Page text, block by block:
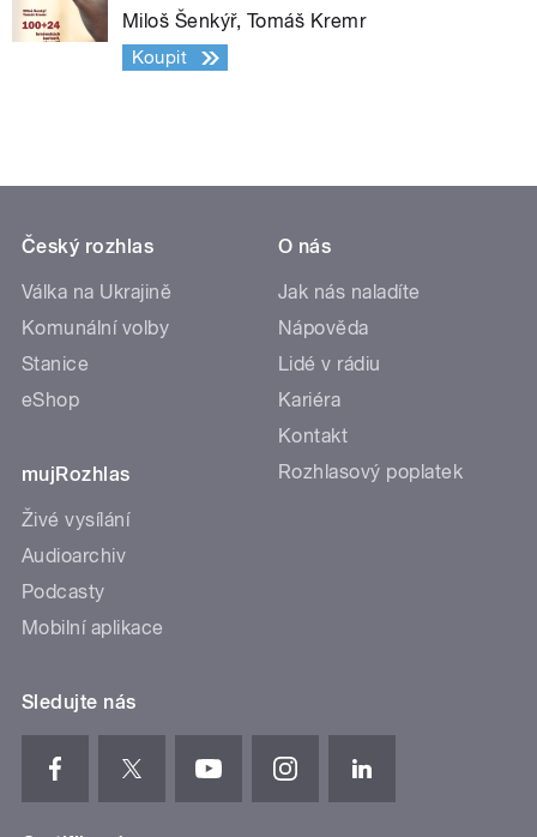
Miloš Šenkýř, Tomáš Kremr
Koupit
Český rozhlas
Válka na Ukrajině
Komunální volby
Stanice
eShop
mujRozhlas
Živé vysílání
Audioarchiv
Podcasty
Mobilní aplikace
O nás
Jak nás naladíte
Nápověda
Lidé v rádiu
Kariéra
Kontakt
Rozhlasový poplatek
Sledujte nás